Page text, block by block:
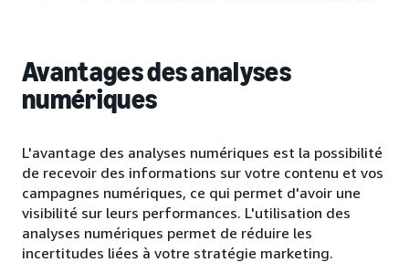
Avantages des analyses
numériques
L'avantage des analyses numériques est la possibilité
de recevoir des informations sur votre contenu et vos
campagnes numériques, ce qui permet d'avoir une
visibilité sur leurs performances. L'utilisation des
analyses numériques permet de réduire les
incertitudes liées à votre stratégie marketing.